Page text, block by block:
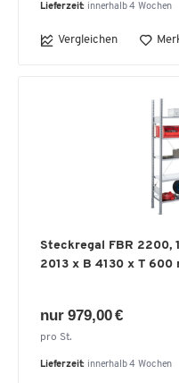
Lieferzeit: innerhalb 4 Wochen
Vergleichen
Steckregal FBR 2200,
2013 x B 4130 x T 600
nur 979,00 €
pro St.
Lieferzeit: innerhalb 4 Wochen